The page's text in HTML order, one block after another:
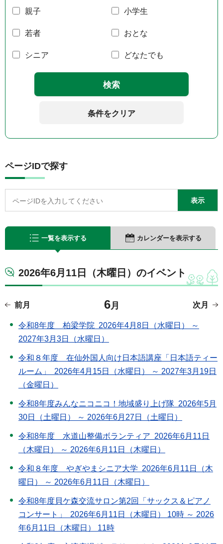
親子 小学生
若者 おとな
シニア どなたでも
条件をクリア
ページIDで探す
一覧を表示する カレンダーを表示する
2026年6月11日（木曜日）のイベント
前月 6月 次月
令和8年度 柏梁学院 2026年4月8日（水曜日） ～
2027年3月3日（水曜日）
令和８年度 在仙外国人向け日本語講座「日本語ティー
ルーム」 2026年4月15日（水曜日） ～ 2027年3月19日
（金曜日）
令和8年度みんなニコニコ！地域盛り上げ隊 2026年5月
30日（土曜日） ～ 2026年6月27日（土曜日）
令和8年度 水道山整備ボランティア 2026年6月11日
（木曜日） ～ 2026年6月11日（木曜日）
令和８年度 やぎやまシニア大学 2026年6月11日（木
曜日） ～ 2026年6月11日（木曜日）
令和8年度貝ケ森交流サロン第2回「サックス＆ピアノ
コンサート」 2026年6月11日（木曜日） 10時 ～ 2026
年6月11日（木曜日） 11時